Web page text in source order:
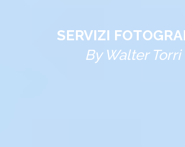
SERVIZI
By Walter Torri